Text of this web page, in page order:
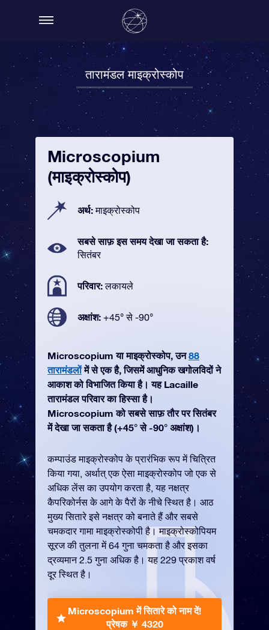
तारामंडल माइक्रोस्कोप
Microscopium
(माइक्रोस्कोप)
अर्थ:माइक्रोस्कोप
सबसे साफ़ इस समय देखा जा सकता है:
सितंबर
परिवार:लकायले
अक्षांश: +45° से -90°
Microscopium या माइक्रोस्कोप, उन88
तारामंडलोंमें से एक है, जिसमें आधुनिक खगोलविदों ने
आकाश को विभाजित किया है। यह Lacaille
तारामंडल परिवार का हिस्सा है।
Microscopium को सबसे साफ़ तौर पर सितंबर
में देखा जा सकता है (+45° से -90° अक्षांश)।
कम्पाउंड माइक्रोस्कोप के प्रारंभिक रूप में चित्रित
किया गया, अर्थात् एक ऐसा माइक्रोस्कोप जो एक से
अधिक लेंस का उपयोग करता है, यह नक्षत्र
कैपरिकोर्नस के आगे के पैरों के नीचे स्थित है। आठ
मुख्य सितारे इसे नक्षत्र को बनाते हैं और सबसे
चमकदार गामा माइक्रोस्कोपी है। माइक्रोस्कोपियम
सूरज की तुलना में 64 गुना चमकता है और इसका
द्रव्यमान 2.5 गुना अधिक है। यह 229 प्रकाश वर्ष
दूर स्थित है।
Microscopium में सितारे को नाम दें!
प्रेषक ￥ 4320